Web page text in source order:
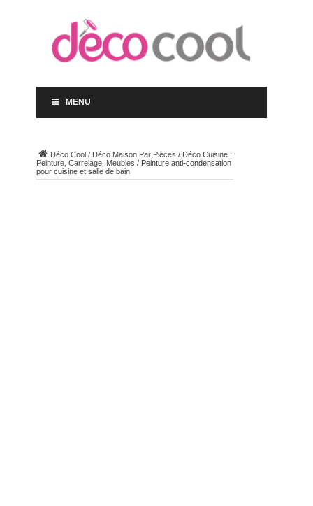
MENU
Déco Cool/ Déco Maison Par Pièces / Déco Cuisine :
Peinture, Carrelage, Meubles / Peinture anti-condensation
pour cuisine et salle de bain